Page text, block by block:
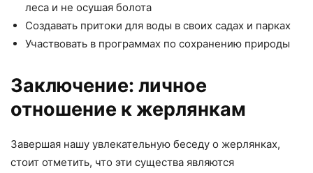
леса и не осушая болота
Создавать притоки для воды в своих садах и парках
Участвовать в программах по сохранению природы
Заключение: личное
отношение к жерлянкам
Завершая нашу увлекательную беседу о жерлянках,
стоит отметить, что эти существа являются